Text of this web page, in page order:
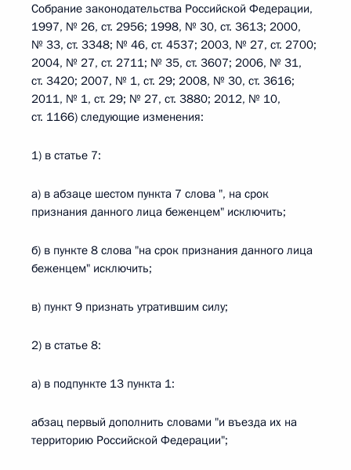
Собрание законодательства Российской Федерации,
1997, № 26, ст. 2956; 1998, № 30, ст. 3613; 2000,
№ 33, ст. 3348; № 46, ст. 4537; 2003, № 27, ст. 2700;
2004, № 27, ст. 2711; № 35, ст. 3607; 2006, № 31,
ст. 3420; 2007, № 1, ст. 29; 2008, № 30, ст. 3616;
2011, № 1, ст. 29; № 27, ст. 3880; 2012, № 10,
ст. 1166) следующие изменения:
1) в статье 7:
а) в абзаце шестом пункта 7 слова ", на срок
признания данного лица беженцем" исключить;
б) в пункте 8 слова "на срок признания данного лица
беженцем" исключить;
в) пункт 9 признать утратившим силу;
2) в статье 8:
а) в подпункте 13 пункта 1:
абзац первый дополнить словами "и въезда их на
территорию Российской Федерации";